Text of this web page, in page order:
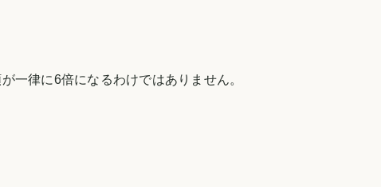
一律に6倍になるわけではありません。